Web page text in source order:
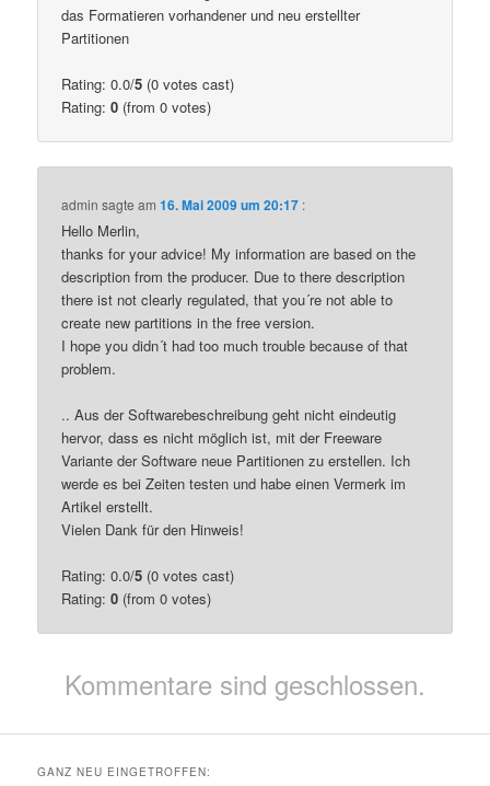
das Formatieren vorhandener und neu erstellter
Partitionen
Rating: 0.0/5 (0 votes cast)
Rating:0 (from 0 votes)
admin sagte am16. Mai 2009 um 20:17 :
Hello Merlin,
thanks for your advice! My information are based on the
description from the producer. Due to there description
there ist not clearly regulated, that you´re not able to
create new partitions in the free version.
I hope you didn´t had too much trouble because of that
problem.
.. Aus der Softwarebeschreibung geht nicht eindeutig
hervor, dass es nicht möglich ist, mit der Freeware
Variante der Software neue Partitionen zu erstellen. Ich
werde es bei Zeiten testen und habe einen Vermerk im
Artikel erstellt.
Vielen Dank für den Hinweis!
Rating: 0.0/5 (0 votes cast)
Rating:0 (from 0 votes)
Kommentare sind geschlossen.
GANZ NEU EINGETROFFEN: